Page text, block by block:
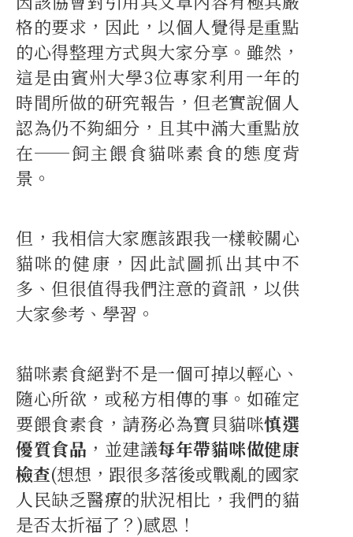
格的要求，因此，以個人覺得是重點
的心得整理方式與大家分享。雖然，
這是由賓州大學3位專家利用一年的
時間所做的研究報告，但老實說個人
認為仍不夠細分，且其中滿大重點放
在──飼主餵食貓咪素食的態度背
景。
但，我相信大家應該跟我一樣較關心
貓咪的健康，因此試圖抓出其中不
多、但很值得我們注意的資訊，以供
大家參考、學習。
貓咪素食絕對不是一個可掉以輕心、
隨心所欲，或秘方相傳的事。如確定
要餵食素食，請務必為寶貝貓咪慎選
優質食品 ，並建議每年帶貓咪做健康
檢查(想想，跟很多落後或戰亂的國家
人民缺乏醫療的狀況相比，我們的貓
是否太折福了？)感恩！